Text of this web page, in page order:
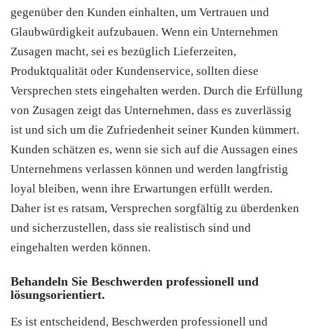
gegenüber den Kunden einhalten, um Vertrauen und
Glaubwürdigkeit aufzubauen. Wenn ein Unternehmen
Zusagen macht, sei es bezüglich Lieferzeiten,
Produktqualität oder Kundenservice, sollten diese
Versprechen stets eingehalten werden. Durch die Erfüllung
von Zusagen zeigt das Unternehmen, dass es zuverlässig
ist und sich um die Zufriedenheit seiner Kunden kümmert.
Kunden schätzen es, wenn sie sich auf die Aussagen eines
Unternehmens verlassen können und werden langfristig
loyal bleiben, wenn ihre Erwartungen erfüllt werden.
Daher ist es ratsam, Versprechen sorgfältig zu überdenken
und sicherzustellen, dass sie realistisch sind und
eingehalten werden können.
Behandeln Sie Beschwerden professionell und
lösungsorientiert.
Es ist entscheidend, Beschwerden professionell und